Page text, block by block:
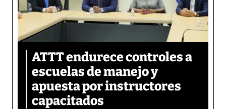
ATTT endurece controles a
escuelas de manejo y
apuesta por instructores
capacitados